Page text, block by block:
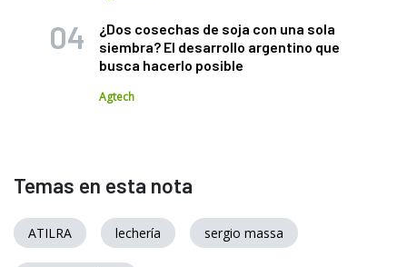
¿Dos cosechas de soja con una sola
siembra? El desarrollo argentino que
busca hacerlo posible
Agtech
Temas en esta nota
ATILRA lechería sergio massa